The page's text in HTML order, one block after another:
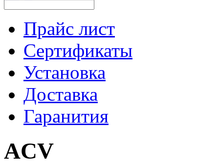
Прайс лист
Сертификаты
Установка
Доставка
Гаранития
ACV